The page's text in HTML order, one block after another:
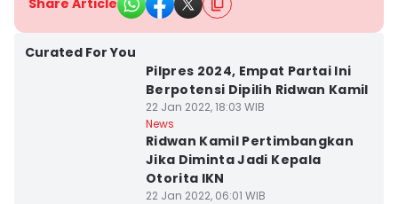
Share Article
Curated For You
Pilpres 2024, Empat Partai Ini
Berpotensi Dipilih Ridwan Kamil
22 Jan 2022, 18:03 WIB
News
Ridwan Kamil Pertimbangkan
Jika Diminta Jadi Kepala
Otorita IKN
22 Jan 2022, 06:01 WIB